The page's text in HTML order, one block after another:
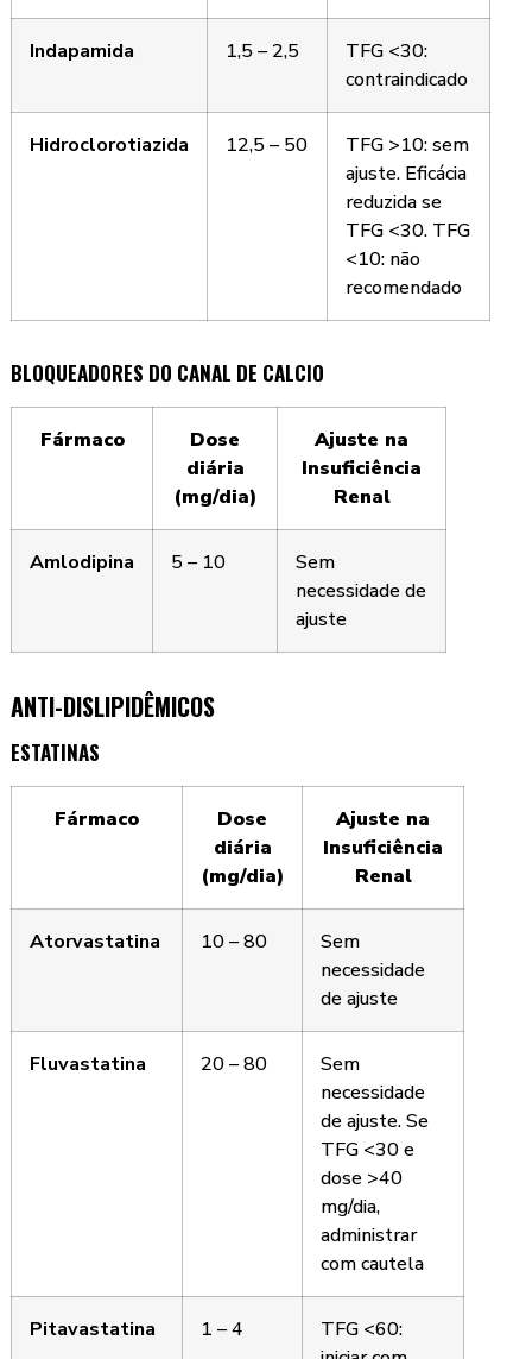
Indapamida 1,5 – 2,5
TFG <30:
contraindicado
Hidroclorotiazida 12,5 – 50
TFG >10: sem
ajuste. Eficácia
reduzida se
TFG <30. TFG
<10: não
recomendado
BLOQUEADORES DO CANAL DE CALCIO
Fármaco
Dose
diária
(mg/dia)
Ajuste na
Insuficiência
Renal
Amlodipina 5 – 10
Sem
necessidade de
ajuste
ANTI-DISLIPIDÊMICOS
ESTATINAS
Fármaco
Dose
diária
(mg/dia)
Ajuste na
Insuficiência
Renal
Atorvastatina 10 – 80
Sem
necessidade
de ajuste
Fluvastatina 20 – 80
Sem
necessidade
de ajuste. Se
TFG <30 e
dose >40
mg/dia,
administrar
com cautela
Pitavastatina 1 – 4
TFG <60: